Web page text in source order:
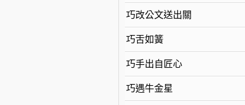
巧改公文送出關
巧舌如簧
巧手出自匠心
巧遇牛金星